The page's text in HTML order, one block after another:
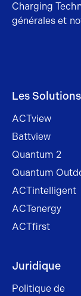
Charging
générales et
Les Solutions
ACTview
Battview
Quantum 2
Quantum
ACTintelligent
ACTenergy
ACTfirst
Juridique
Politique de